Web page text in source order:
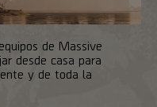
de Massive
desde casa para
y de toda la